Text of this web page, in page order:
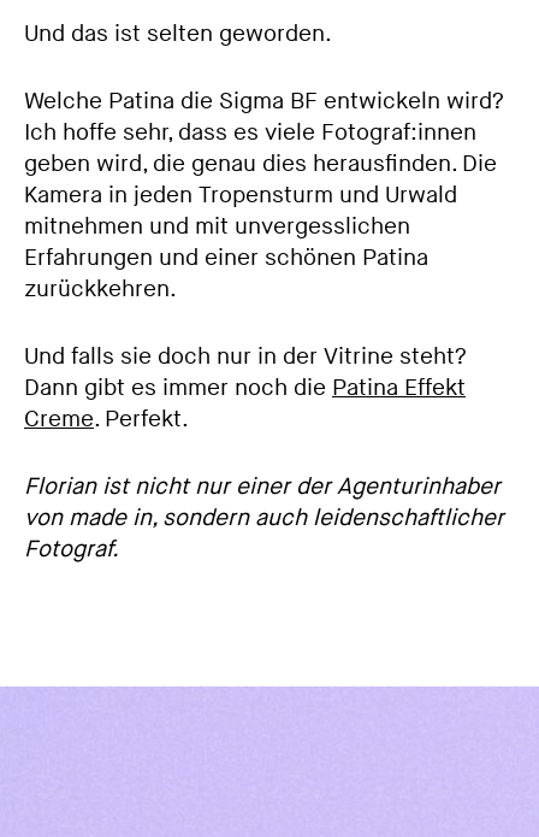
Und das ist selten geworden.
Welche Patina die Sigma BF entwickeln wird?
Ich hoffe sehr, dass es viele Fotograf:innen
geben wird, die genau dies herausfinden. Die
Kamera in jeden Tropensturm und Urwald
mitnehmen und mit unvergesslichen
Erfahrungen und einer schönen Patina
zurückkehren.
Und falls sie doch nur in der Vitrine steht?
Dann gibt es immer noch die Patina Effekt
Creme. Perfekt.
Florian ist nicht nur einer der Agenturinhaber
von made in, sondern auch leidenschaftlicher
Fotograf.